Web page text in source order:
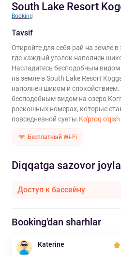
South Lake Resort
Booking
Tavsif
Откройте для себя рай на земле
где каждый уголок наполнен
Насладитесь бесподобным видом
на земле в South Lake Resort
наполнен шиком и спокойствием.
бесподобным видом на озеро
роскошных номерах, которые
повседневной суеты.Ko'proq o'qish
Бесплатный Wi-Fi
Diqqatga sazovor
Доступ к бассейну
Booking'dan sharhlar
Katerine